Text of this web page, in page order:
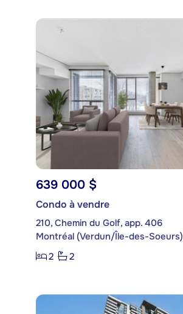
639 000 $
Condo à vendre
210, Chemin du Golf, app. 406
Montréal (Verdun/Île-des-Soeurs)
2
2